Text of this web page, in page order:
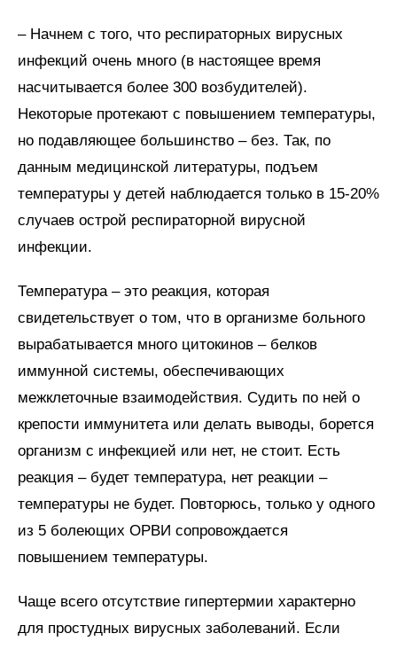
– Начнем с того, что респираторных вирусных
инфекций очень много (в настоящее время
насчитывается более 300 возбудителей).
Некоторые протекают с повышением температуры,
но подавляющее большинство – без. Так, по
данным медицинской литературы, подъем
температуры у детей наблюдается только в 15-20%
случаев острой респираторной вирусной
инфекции.
Температура – это реакция, которая
свидетельствует о том, что в организме больного
вырабатывается много цитокинов – белков
иммунной системы, обеспечивающих
межклеточные взаимодействия. Судить по ней о
крепости иммунитета или делать выводы, борется
организм с инфекцией или нет, не стоит. Есть
реакция – будет температура, нет реакции –
температуры не будет. Повторюсь, только у одного
из 5 болеющих ОРВИ сопровождается
повышением температуры.
Чаще всего отсутствие гипертермии характерно
для простудных вирусных заболеваний. Если